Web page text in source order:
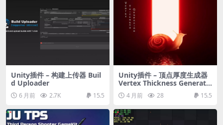
Unity插件 – 构建上传器 Buil
d Uploader
6 月前 2.7K 15.5
Unity插件 – 顶点厚度生成器
Vertex Thickness Generato
r 4 月前 28 15.5